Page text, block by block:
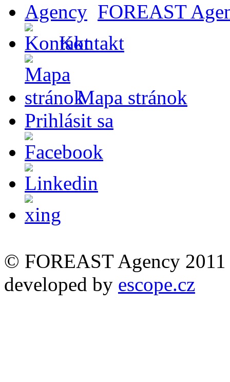
FOREAST
Kontakt
Mapa stránok
Prihlásit sa
© FOREAST Agency 2011
developed by escope.cz